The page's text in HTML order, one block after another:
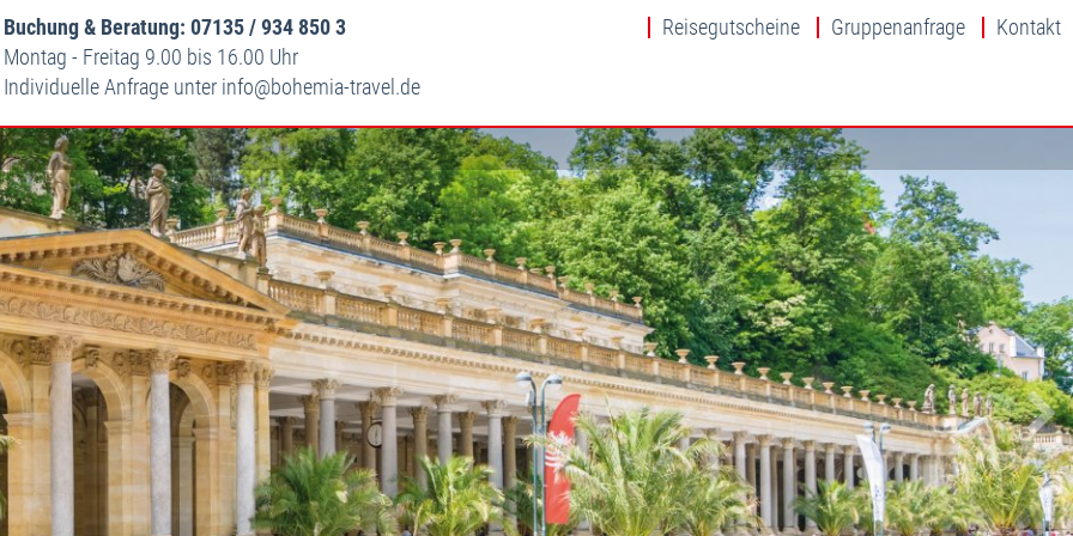
Buchung & Beratung: 07135 / 934 850 3
Montag - Freitag 9.00 bis 16.00 Uhr
Individuelle Anfrage unter info bohemia-travel.de
Reisegutscheine Gruppenanfrage Kontakt